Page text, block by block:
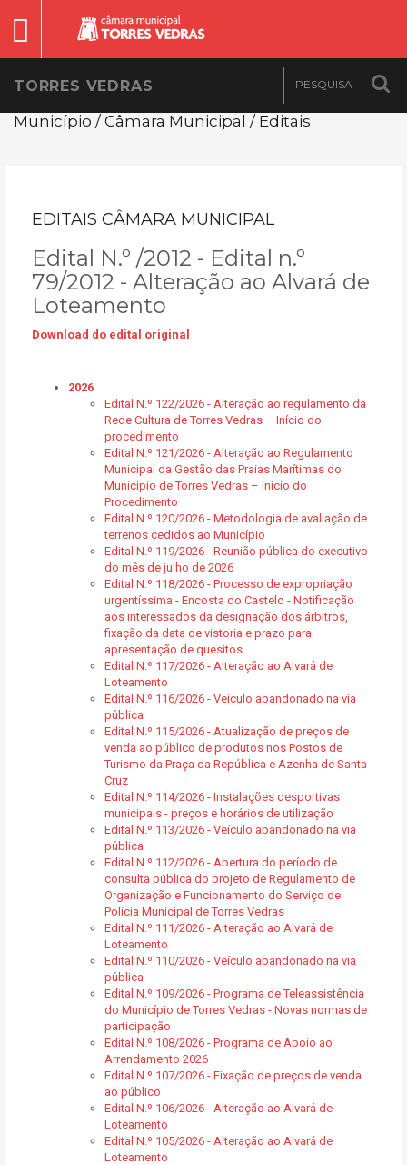
TORRES VEDRAS
Município / Câmara Municipal / Editais
EDITAIS CÂMARA MUNICIPAL
Edital N.º /2012 - Edital n.º
79/2012 - Alteração ao Alvará de
Loteamento
Download do edital original
2026
Edital N.º 122/2026 - Alteração ao regulamento da
Rede Cultura de Torres Vedras – Início do
procedimento
Edital N.º 121/2026 - Alteração ao Regulamento
Municipal da Gestão das Praias Marítimas do
Município de Torres Vedras – Inicio do
Procedimento
Edital N.º 120/2026 - Metodologia de avaliação de
terrenos cedidos ao Município
Edital N.º 119/2026 - Reunião pública do executivo
do mês de julho de 2026
Edital N.º 118/2026 - Processo de expropriação
urgentíssima - Encosta do Castelo - Notificação
aos interessados da designação dos árbitros,
fixação da data de vistoria e prazo para
apresentação de quesitos
Edital N.º 117/2026 - Alteração ao Alvará de
Loteamento
Edital N.º 116/2026 - Veículo abandonado na via
pública
Edital N.º 115/2026 - Atualização de preços de
venda ao público de produtos nos Postos de
Turismo da Praça da República e Azenha de Santa
Cruz
Edital N.º 114/2026 - Instalações desportivas
municipais - preços e horários de utilização
Edital N.º 113/2026 - Veículo abandonado na via
pública
Edital N.º 112/2026 - Abertura do período de
consulta pública do projeto de Regulamento de
Organização e Funcionamento do Serviço de
Polícia Municipal de Torres Vedras
Edital N.º 111/2026 - Alteração ao Alvará de
Loteamento
Edital N.º 110/2026 - Veículo abandonado na via
pública
Edital N.º 109/2026 - Programa de Teleassistência
do Município de Torres Vedras - Novas normas de
participação
Edital N.º 108/2026 - Programa de Apoio ao
Arrendamento 2026
Edital N.º 107/2026 - Fixação de preços de venda
ao público
Edital N.º 106/2026 - Alteração ao Alvará de
Loteamento
Edital N.º 105/2026 - Alteração ao Alvará de
Loteamento